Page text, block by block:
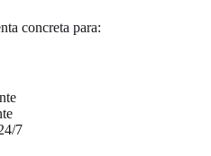
concreta para:
7